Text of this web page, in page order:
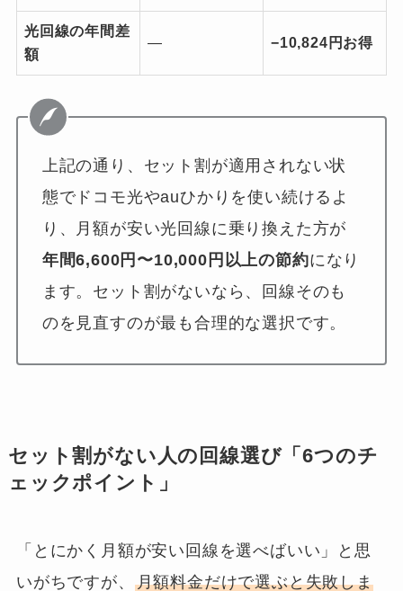
光回線の年間差
額
— −10,824円お得
上記の通り、セット割が適用されない状
態でドコモ光やauひかりを使い続けるよ
り、月額が安い光回線に乗り換えた方が
年間6,600円〜10,000円以上の節約になり
ます。セット割がないなら、回線そのも
のを見直すのが最も合理的な選択です。
セット割がない人の回線選び「6つのチ
ェックポイント」
「とにかく月額が安い回線を選べばいい」と思
いがちですが、 月額料金だけで選ぶと失敗しま